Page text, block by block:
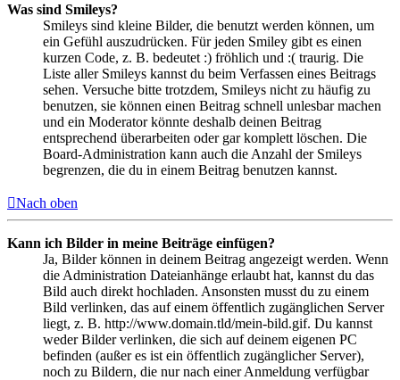
Was sind Smileys?
Smileys sind kleine Bilder, die benutzt werden können, um
ein Gefühl auszudrücken. Für jeden Smiley gibt es einen
kurzen Code, z. B. bedeutet :) fröhlich und :( traurig. Die
Liste aller Smileys kannst du beim Verfassen eines Beitrags
sehen. Versuche bitte trotzdem, Smileys nicht zu häufig zu
benutzen, sie können einen Beitrag schnell unlesbar machen
und ein Moderator könnte deshalb deinen Beitrag
entsprechend überarbeiten oder gar komplett löschen. Die
Board-Administration kann auch die Anzahl der Smileys
begrenzen, die du in einem Beitrag benutzen kannst.
Nach oben
Kann ich Bilder in meine Beiträge einfügen?
Ja, Bilder können in deinem Beitrag angezeigt werden. Wenn
die Administration Dateianhänge erlaubt hat, kannst du das
Bild auch direkt hochladen. Ansonsten musst du zu einem
Bild verlinken, das auf einem öffentlich zugänglichen Server
liegt, z. B. http://www.domain.tld/mein-bild.gif. Du kannst
weder Bilder verlinken, die sich auf deinem eigenen PC
befinden (außer es ist ein öffentlich zugänglicher Server),
noch zu Bildern, die nur nach einer Anmeldung verfügbar